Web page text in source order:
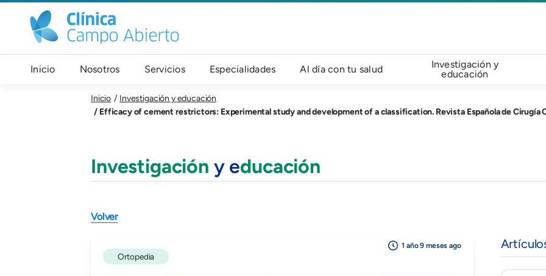
Pasar al contenido principal
Navegación principal
Inicio Nosotros Servicios Especialidades Al día con tu salud
Investigación y
educación
Inicio
Investigación y educación
Efficacy of cement restrictors: Experimental study and development of a classification. Revista Española de Cirugía
Investigación y educación
Volver
Ortopedia
1 año 9 meses ago